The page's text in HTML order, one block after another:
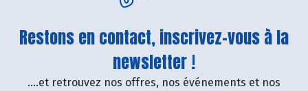
Restons en contact, inscrivez-vous à la
newsletter !
....et retrouvez nos offres, nos événements et nos